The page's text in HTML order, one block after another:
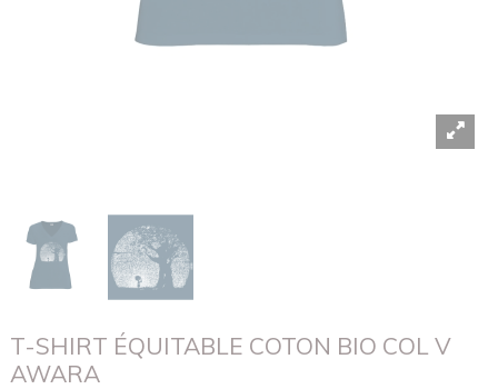
T-SHIRT ÉQUITABLE COTON BIO COL V
AWARA